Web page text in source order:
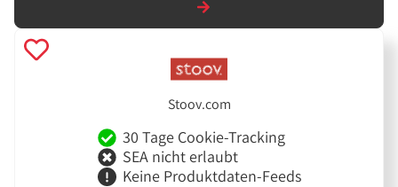
Stoov.com
30 Tage Cookie-Tracking
SEA nicht erlaubt
Keine Produktdaten-Feeds